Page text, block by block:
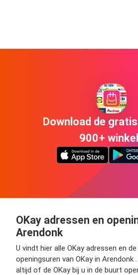
Download de
900+
OKay adressen en
Arendonk
U vindt hier alle OKay adressen en
openingsuren van OKay in Arendonk
altijd of de OKay bij u in de buurt